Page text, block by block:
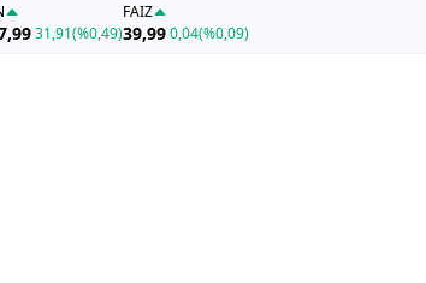
31,91(%0,49)
FAİZ
39,990,04(%0,09)